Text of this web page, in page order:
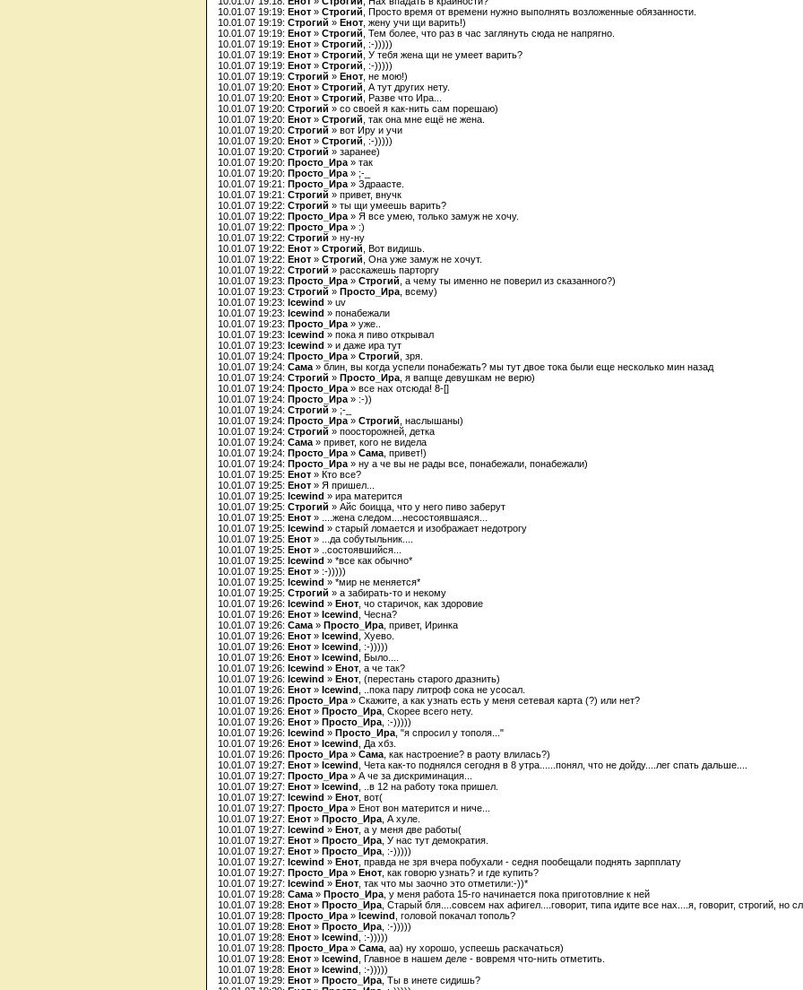
10.01.07 19:19: Енот » Строгий , Просто время от времени нужно выполнять возложенные обязанности.
10.01.07 19:19: Строгий » Енот , жену учи щи варить!)
10.01.07 19:19: Енот » Строгий , Тем более, что раз в час заглянуть сюда не напрягно.
10.01.07 19:19: Енот » Строгий , :-)))))
10.01.07 19:19: Енот » Строгий , У тебя жена щи не умеет варить?
10.01.07 19:19: Енот » Строгий , :-)))))
10.01.07 19:19: Строгий » Енот , не мою!)
10.01.07 19:20: Енот » Строгий , А тут других нету.
10.01.07 19:20: Енот » Строгий , Разве что Ира...
10.01.07 19:20: Строгий » со своей я как-нить сам порешаю)
10.01.07 19:20: Енот » Строгий , так она мне ещё не жена.
10.01.07 19:20: Строгий » вот Иру и учи
10.01.07 19:20: Енот » Строгий , :-)))))
10.01.07 19:20: Строгий » заранее)
10.01.07 19:20: Просто_Ира » так
10.01.07 19:20: Просто_Ира » ;-_
10.01.07 19:21: Просто_Ира » Здраасте.
10.01.07 19:21: Строгий » привет, внучк
10.01.07 19:22: Строгий » ты щи умеешь варить?
10.01.07 19:22: Просто_Ира » Я все умею, только замуж не хочу.
10.01.07 19:22: Просто_Ира » :)
10.01.07 19:22: Строгий » ну-ну
10.01.07 19:22: Енот » Строгий , Вот видишь.
10.01.07 19:22: Енот » Строгий , Она уже замуж не хочут.
10.01.07 19:22: Строгий » расскажешь парторгу
10.01.07 19:23: Просто_Ира » Строгий , а чему ты именно не поверил из сказанного?)
10.01.07 19:23: Строгий » Просто_Ира , всему)
10.01.07 19:23: Icewind » uv
10.01.07 19:23: Icewind » понабежали
10.01.07 19:23: Просто_Ира » уже..
10.01.07 19:23: Icewind » пока я пиво открывал
10.01.07 19:23: Icewind » и даже ира тут
10.01.07 19:24: Просто_Ира » Строгий , зря.
10.01.07 19:24: Сама » блин, вы когда успели понабежать? мы тут двое тока были еще несколько мин назад
10.01.07 19:24: Строгий » Просто_Ира , я вапще девушкам не верю)
10.01.07 19:24: Просто_Ира » все нах отсюда! 8-[]
10.01.07 19:24: Просто_Ира » :-))
10.01.07 19:24: Строгий » ;-_
10.01.07 19:24: Просто_Ира » Строгий , наслышаны)
10.01.07 19:24: Строгий » поосторожней, детка
10.01.07 19:24: Сама » привет, кого не видела
10.01.07 19:24: Просто_Ира » Сама , привет!)
10.01.07 19:24: Просто_Ира » ну а че вы не рады все, понабежали, понабежали)
10.01.07 19:25: Енот » Кто все?
10.01.07 19:25: Енот » Я пришел...
10.01.07 19:25: Icewind » ира матерится
10.01.07 19:25: Строгий » Айс боицца, что у него пиво заберут
10.01.07 19:25: Енот » ....жена следом....несостоявшаяся...
10.01.07 19:25: Icewind » старый ломается и изображает недотрогу
10.01.07 19:25: Енот » ...да собутыльник....
10.01.07 19:25: Енот » ..состоявшийся...
10.01.07 19:25: Icewind » *все как обычно*
10.01.07 19:25: Енот » :-)))))
10.01.07 19:25: Icewind » *мир не меняется*
10.01.07 19:25: Строгий » а забирать-то и некому
10.01.07 19:26: Icewind » Енот , чо старичок, как здоровие
10.01.07 19:26: Енот » Icewind
, Чесна?
10.01.07 19:26: Сама » Просто_Ира , привет, Иринка
10.01.07 19:26: Енот » Icewind
, Хуево.
10.01.07 19:26: Енот » Icewind
, :-)))))
10.01.07 19:26: Енот » Icewind
, Было....
10.01.07 19:26: Icewind » Енот , а че так?
10.01.07 19:26: Icewind » Енот , (перестань старого дразнить)
10.01.07 19:26: Енот » Icewind
, ..пока пару литроф сока не усосал.
10.01.07 19:26: Просто_Ира » Скажите, а как узнать есть у меня сетевая карта (?) или нет?
10.01.07 19:26: Енот » Просто_Ира , Скорее всего нету.
10.01.07 19:26: Енот » Просто_Ира , :-)))))
10.01.07 19:26: Icewind » Просто_Ира , "я спросил у тополя..."
10.01.07 19:26: Енот » Icewind
, Да хбз.
10.01.07 19:26: Просто_Ира » Сама , как настроение? в раоту влилась?)
10.01.07 19:27: Енот » Icewind
, Чета как-то поднялся сегодня в 8 утра......понял, что не дойду....лег спать дальше....
10.01.07 19:27: Просто_Ира » А че за дискриминация...
10.01.07 19:27: Енот » Icewind
, ..в 12 на работу тока пришел.
10.01.07 19:27: Icewind » Енот , вот(
10.01.07 19:27: Просто_Ира » Енот вон матерится и ниче...
10.01.07 19:27: Енот » Просто_Ира , А хуле.
10.01.07 19:27: Icewind » Енот , а у меня две работы(
10.01.07 19:27: Енот » Просто_Ира , У нас тут демократия.
10.01.07 19:27: Енот » Просто_Ира , :-)))))
10.01.07 19:27: Icewind » Енот , правда не зря вчера побухали - седня пообещали поднять зарпплату
10.01.07 19:27: Просто_Ира » Енот , как говорю узнать? и где купить?
10.01.07 19:27: Icewind » Енот , так что мы заочно это отметили:-))*
10.01.07 19:28: Сама » Просто_Ира , у меня работа 15-го начинается пока приготовлние к ней
10.01.07 19:28: Енот » Просто_Ира , Старый бля....совсем нах афигел....говорит, типа идите все нах....я, говорит, строгий, но
10.01.07 19:28: Просто_Ира » Icewind
, головой покачал тополь?
10.01.07 19:28: Енот » Просто_Ира , :-)))))
10.01.07 19:28: Енот » Icewind
, :-)))))
10.01.07 19:28: Просто_Ира » Сама , аа) ну хорошо, успеешь раскачаться)
10.01.07 19:28: Енот » Icewind
, Главное в нашем деле - вовремя что-нить отметить.
10.01.07 19:28: Енот » Icewind
, :-)))))
10.01.07 19:29: Енот » Просто_Ира , Ты в инете сидишь?